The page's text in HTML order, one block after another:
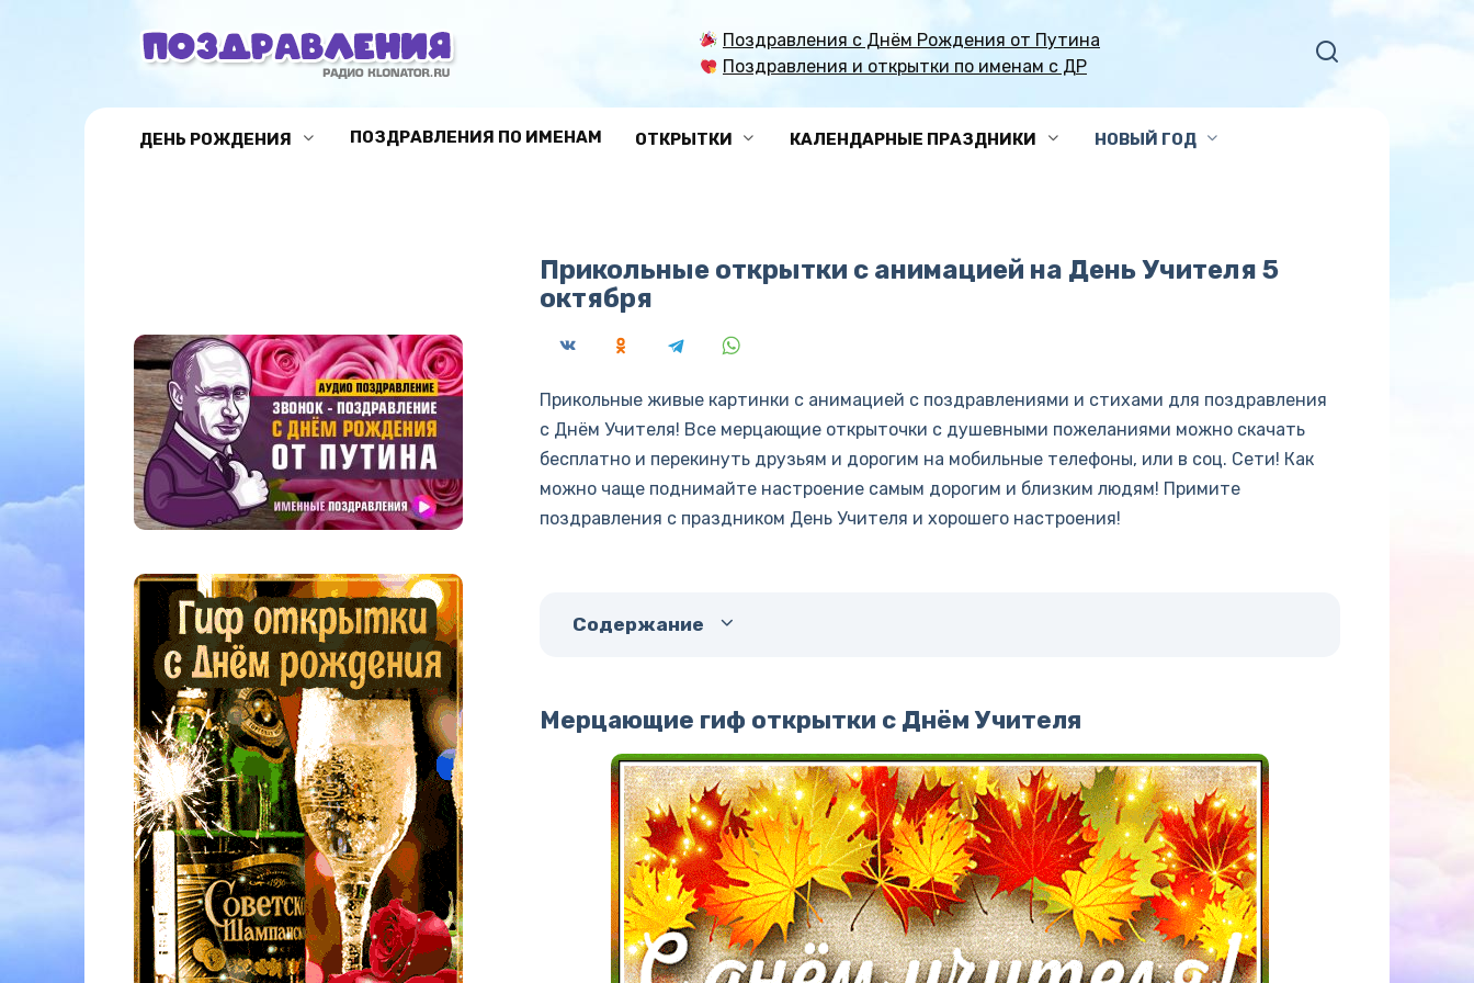
Поздравления с Днём Рождения от Путина
Поздравления и открытки по именам с ДР
ДЕНЬ РОЖДЕНИЯ ПОЗДРАВЛЕНИЯ ПО ИМЕНАМ ОТКРЫТКИ КАЛЕНДАРНЫЕ ПРАЗДНИКИ НОВЫЙ ГОД
Прикольные открытки с анимацией на День Учителя 5
октября
Прикольные живые картинки с анимацией с поздравлениями и стихами для поздравления
с Днём Учителя! Все мерцающие открыточки с душевными пожеланиями можно скачать
бесплатно и перекинуть друзьям и дорогим на мобильные телефоны, или в соц. Сети! Как
можно чаще поднимайте настроение самым дорогим и близким людям! Примите
поздравления с праздником День Учителя и хорошего настроения!
Содержание
Мерцающие гиф открытки с Днём Учителя